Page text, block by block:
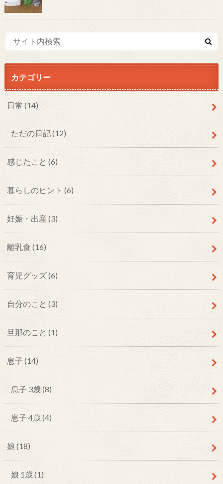
カテゴリー
日常 (14)
ただの日記 (12)
感じたこと (6)
暮らしのヒント (6)
妊娠・出産 (3)
離乳食 (16)
育児グッズ(6)
自分のこと (3)
旦那のこと (1)
息子 (14)
息子 3歳(8)
息子 4歳(4)
娘 (18)
娘 1歳(1)